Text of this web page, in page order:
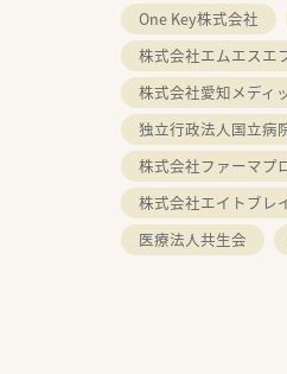
One Key株式会社
株式会社エムエスエ
株式会社愛知メディ
独立行政法人国立病
株式会社ファーマプ
株式会社エイトブレ
医療法人共生会